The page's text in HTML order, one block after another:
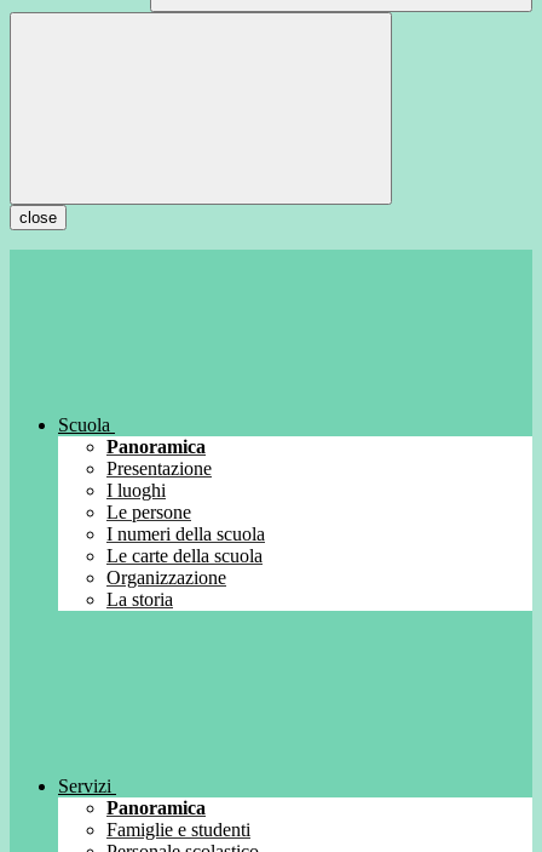
close
Scuola
Panoramica
Presentazione
I luoghi
Le persone
I numeri della scuola
Le carte della scuola
Organizzazione
La storia
Servizi
Panoramica
Famiglie e studenti